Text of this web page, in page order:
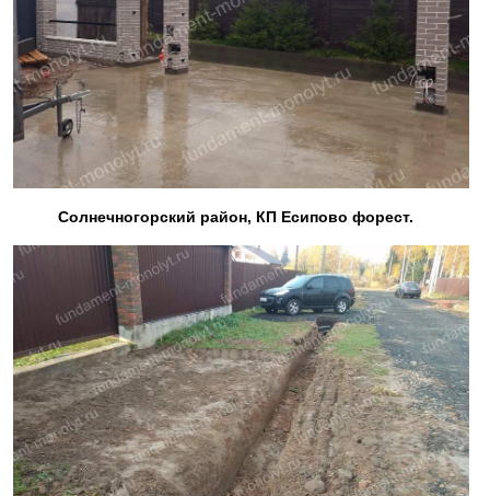
Солнечногорский район, КП Есипово форест.